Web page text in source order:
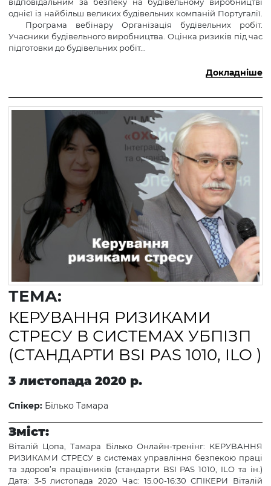
однієї із найбільш великих будівельних компаній Португалії.
Програма вебінару Організація будівельних робіт.
Учасники будівельного виробництва. Оцінка ризиків під час
підготовки до будівельних робіт...
Докладніше
ТЕМА:
КЕРУВАННЯ РИЗИКАМИ
СТРЕСУ В СИСТЕМАХ УБПІЗП
(СТАНДАРТИ BSI PAS 1010, ILO )
3 листопада 2020 р.
Спікер: Білько Тамара
Зміст:
Віталій Цопа, Тамара Білько Онлайн-тренінг: КЕРУВАННЯ
РИЗИКАМИ СТРЕСУ в системах управління безпекою праці
та здоров’я працівників (стандарти BSI PAS 1010, ILO та ін.)
Дата: 3-5 листопада 2020 Час: 15.00-16:30 СПІКЕРИ Віталій